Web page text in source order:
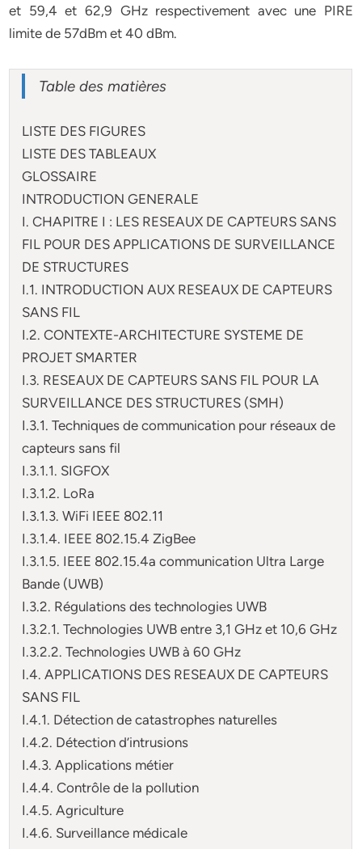
et 59,4 et 62,9 GHz respectivement avec une PIRE
limite de 57dBm et 40 dBm.
Table des matières
LISTE DES FIGURES
LISTE DES TABLEAUX
GLOSSAIRE
INTRODUCTION GENERALE
I. CHAPITRE I : LES RESEAUX DE CAPTEURS SANS
FIL POUR DES APPLICATIONS DE SURVEILLANCE
DE STRUCTURES
I.1. INTRODUCTION AUX RESEAUX DE CAPTEURS
SANS FIL
I.2. CONTEXTE-ARCHITECTURE SYSTEME DE
PROJET SMARTER
I.3. RESEAUX DE CAPTEURS SANS FIL POUR LA
SURVEILLANCE DES STRUCTURES (SMH)
I.3.1. Techniques de communication pour réseaux de
capteurs sans fil
I.3.1.1. SIGFOX
I.3.1.2. LoRa
I.3.1.3. WiFi IEEE 802.11
I.3.1.4. IEEE 802.15.4 ZigBee
I.3.1.5. IEEE 802.15.4a communication Ultra Large
Bande (UWB)
I.3.2. Régulations des technologies UWB
I.3.2.1. Technologies UWB entre 3,1 GHz et 10,6 GHz
I.3.2.2. Technologies UWB à 60 GHz
I.4. APPLICATIONS DES RESEAUX DE CAPTEURS
SANS FIL
I.4.1. Détection de catastrophes naturelles
I.4.2. Détection d’intrusions
I.4.3. Applications métier
I.4.4. Contrôle de la pollution
I.4.5. Agriculture
I.4.6. Surveillance médicale